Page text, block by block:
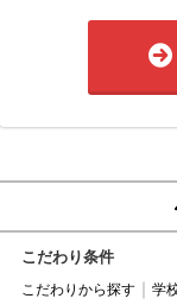
こだわり条件
こだわりから探す 学